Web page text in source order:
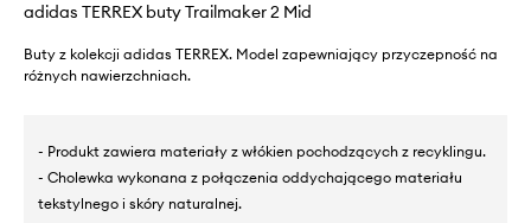
adidas TERREX buty Trailmaker 2 Mid
Buty z kolekcji adidas TERREX. Model zapewniający przyczepność na
różnych nawierzchniach.
- Produkt zawiera materiały z włókien pochodzących z recyklingu.
- Cholewka wykonana z połączenia oddychającego materiału
tekstylnego i skóry naturalnej.